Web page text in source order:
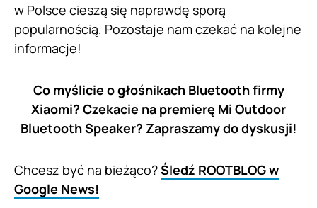
w Polsce cieszą się naprawdę sporą
popularnością. Pozostaje nam czekać na kolejne
informacje!
Co myślicie o głośnikach Bluetooth firmy
Xiaomi? Czekacie na premierę Mi Outdoor
Bluetooth Speaker? Zapraszamy do dyskusji!
Chcesz być na bieżąco?Śledź ROOTBLOG w
Google News!